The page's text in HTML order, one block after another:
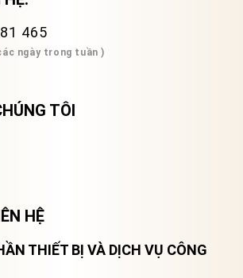
465
ngày trong tuần )
TÔI
HỆ
THIẾT BỊ VÀ DỊCH VỤ CÔNG